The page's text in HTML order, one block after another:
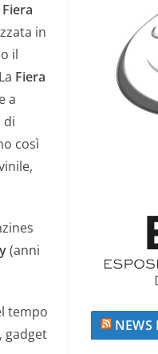
Fiera
in
il
La Fiera
a
di
così
(anni
tempo
gadget
NEWS